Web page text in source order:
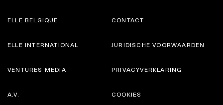
ELLE BELGIQUE CONTACT
ELLE INTERNATIONAL
VENTURES MEDIA
JURIDISCHE VOORWAARDEN
PRIVACYVERKLARING
A.V. COOKIES